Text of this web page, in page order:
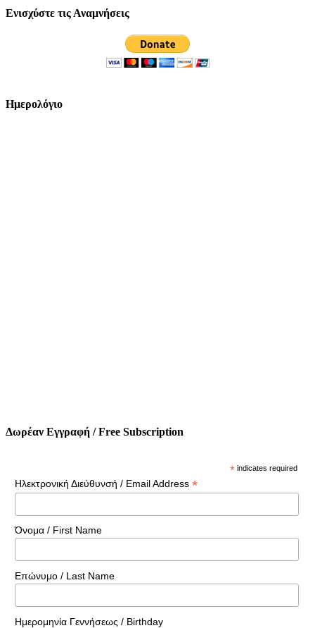
Ενισχύστε τις Αναμνήσεις
Ημερολόγιο
Δωρέαν Εγγραφή / Free Subscription
* indicates required
Ηλεκτρονική Διεύθυνσή / Email Address *
Όνομα / First Name
Επώνυμο / Last Name
Ημερομηνία Γεννήσεως / Birthday